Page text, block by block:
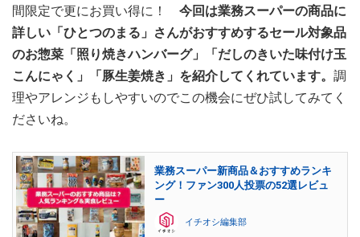
間限定で更にお買い得に！ 今回は業務スーパーの商品に
詳しい「ひとつのまる」さんがおすすめするセール対象品
のお惣菜「照り焼きハンバーグ」「だしのきいた味付け玉
こんにゃく」「豚生姜焼き」を紹介してくれています。 調
理やアレンジもしやすいのでこの機会にぜひ試してみてく
ださいね。
業務スーパー新商品＆おすすめランキ
ング！ファン300人投票の52選レビュ
ー
イチオシ編集部